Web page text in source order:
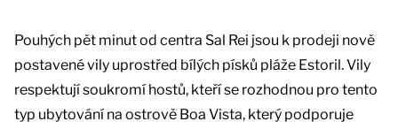
Pouhých pět minut od centra Sal Rei jsou k prodeji nově
postavené vily uprostřed bílých písků pláže Estoril. Vily
respektují soukromí hostů, kteří se rozhodnou pro tento
typ ubytování na ostrově Boa Vista, který podporuje